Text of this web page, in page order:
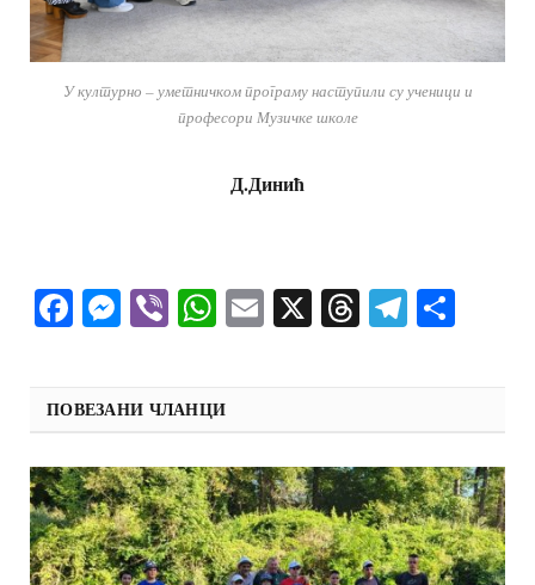
У културно – уметничком програму наступили су ученици и
професори Музичке школе
Д.Динић
Facebook
Messenger
ViberWhatsApp
Email
X Threads
ПОВЕЗАНИ ЧЛАНЦИ